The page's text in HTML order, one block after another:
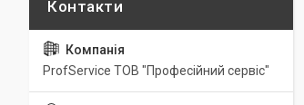
ProfService ТОВ "Професійний сервіс"